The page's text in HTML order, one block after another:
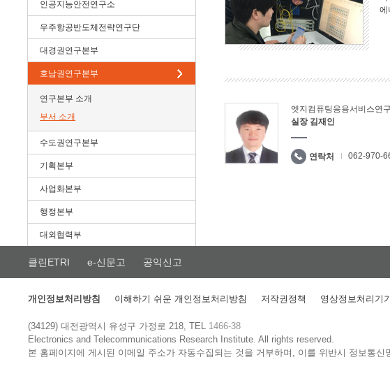
인공지능안전연구소
우주항공반도체전략연구단
대경권연구본부
호남권연구본부
연구본부 소개
부서 소개
수도권연구본부
기획본부
사업화본부
행정본부
대외협력부
에
엣지컴퓨팅응용서비스연
실장 김재인
연락처 062-970-
클린ETRI e-신문고 공익신고
개인정보처리방침 이해하기 쉬운 개인정보처리방침 저작권정책 영상정보처리기
(34129) 대전광역시 유성구 가정로 218, TEL 1466-38
Electronics and Telecommunications Research Institute.All rights reserved.
본 홈페이지에 게시된 이메일 주소가 자동수집되는 것을 거부하며, 이를 위반시 정보통